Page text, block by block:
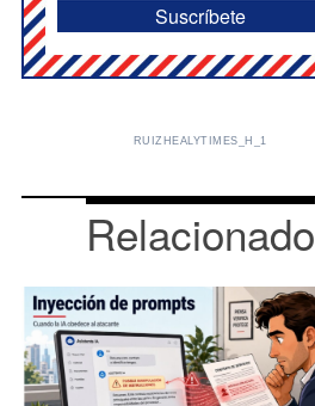
RUIZHEALYTIMES_H_1
Relacionado